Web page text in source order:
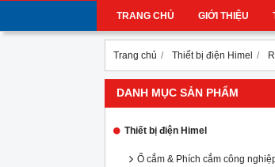
TRANG CHỦ GIỚI THIỆU
Trang chủ Thiết bị điện Himel
DANH MỤC SẢN PHẨM
Thiết bị điện Himel
Ổ cắm & Phích cắm công